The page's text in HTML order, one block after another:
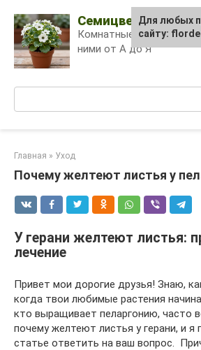
content
Семицветик
Комнатные растения и
ними от А до Я
Главная » Уход
Почему желтеют листья у
У герани желтеют листья:
лечение
Привет мои дорогие друзья! Знаю,
когда твои любимые растения
кто выращивает пеларгонию, часто
почему желтеют листья у герани, и я
статье ответить на ваш вопрос.
Для любых
сайту: